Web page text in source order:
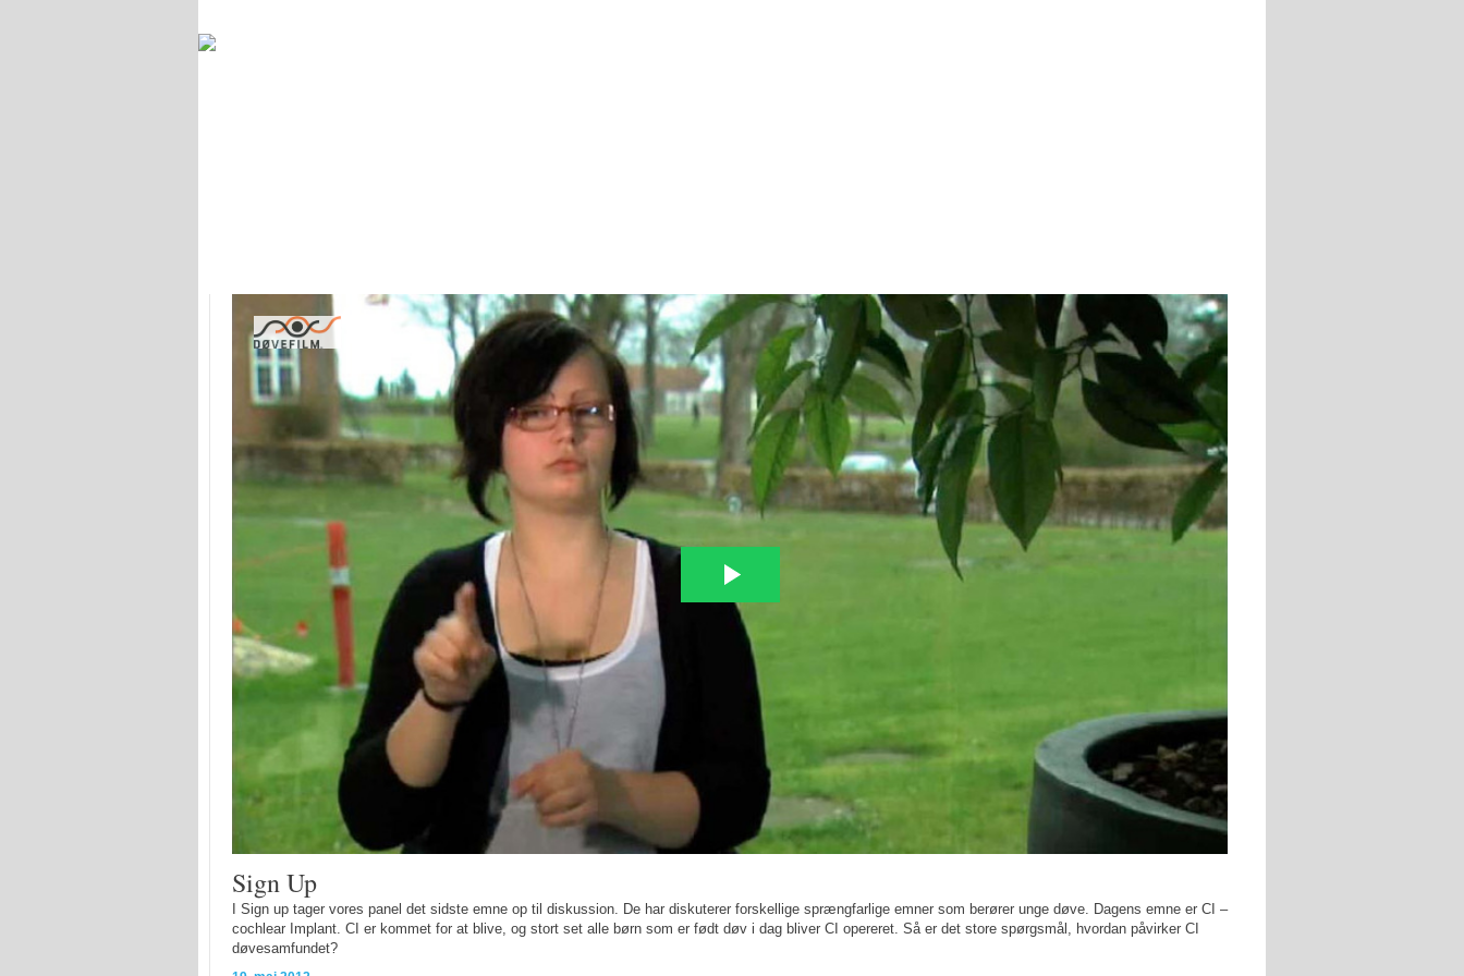
Sign Up
I Sign up tager vores panel det sidste emne op til diskussion. De har diskuterer forskellige sprængfarlige emner som berører unge døve. Dagens emne er CI –
cochlear Implant. CI er kommet for at blive, og stort set alle børn som er født døv i dag bliver CI opereret. Så er det store spørgsmål, hvordan påvirker CI
døvesamfundet?